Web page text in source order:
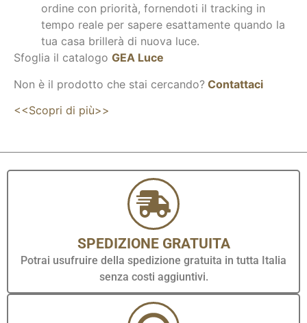
ordine con priorità, fornendoti il tracking in
tempo reale per sapere esattamente quando la
tua casa brillerà di nuova luce.
Sfoglia il catalogo GEA Luce
Non è il prodotto che stai cercando? Contattaci
<<Scopri di più>>
SPEDIZIONE GRATUITA
Potrai usufruire della spedizione gratuita in tutta Italia
senza costi aggiuntivi.